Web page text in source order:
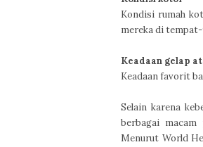
Kondisi rumah
mereka di tempat-
Keadaan gelap
Keadaan favorit
Selain karena
berbagai
Menurut World